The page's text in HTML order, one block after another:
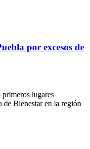
por excesos de
primeros lugares
de Bienestar en la región